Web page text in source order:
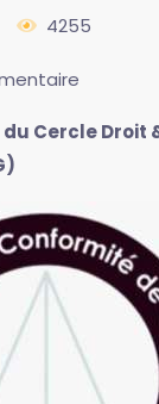
4255
Cercle Droit